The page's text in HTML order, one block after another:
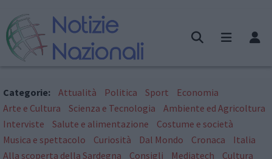
Categorie: Attualità Politica Sport
Economia
Arte e Cultura
Scienza e Tecnologia
Ambiente ed Agricoltura
Interviste
Salute e alimentazione
Costume e società
Musica e spettacolo
Curiosità Dal Mondo Cronaca
Italia
Alla scoperta della Sardegna
Consigli Mediatech
Cultura